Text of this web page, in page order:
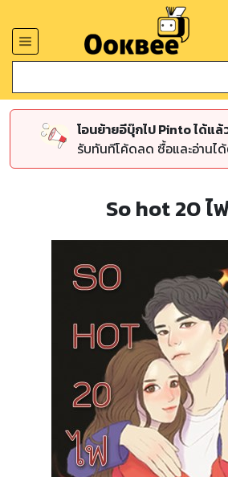
โอนย้ายอีบุ๊กไป Pinto ได้แ
รับทันทีโค้ดลด ซื้อและอ่านไ
So hot 20 ไ